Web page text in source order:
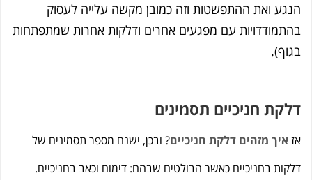
ואת ההתפשטות וזה כמובן מקשה עלייה לעסוק
עם מפגעים אחרים ודלקות אחרות שמתפתחות
חניכיים תסמינים
איך מזהים דלקת חניכיים? ובכן, ישנם מספר תסמינים של
בחניכיים כאשר הבולטים שבהם: דימום וכאב בחניכיים.